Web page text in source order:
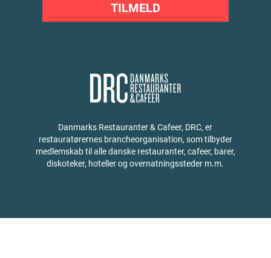
TILMELD
Danmarks Restauranter & Cafeer, DRC, er
restauratørernes brancheorganisation, som tilbyder
medlemskab til alle danske restauranter, cafeer, barer,
diskoteker, hoteller og overnatningssteder m.m.